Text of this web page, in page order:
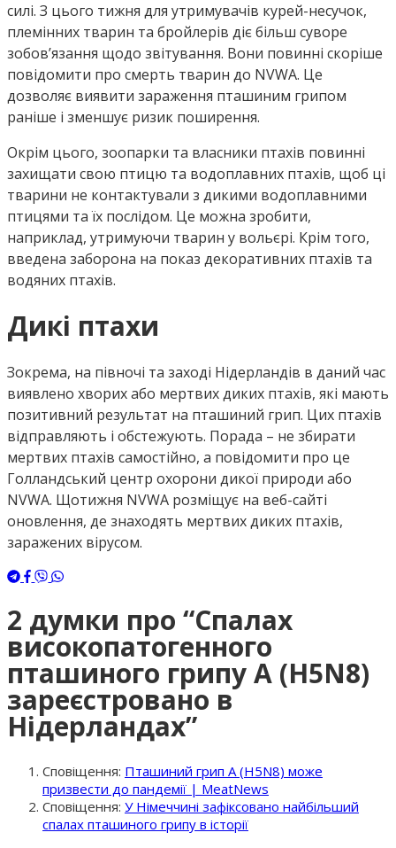
силі. З цього тижня для утримувачів курей-несучок,
племінних тварин та бройлерів діє більш суворе
зобов’язання щодо звітування. Вони повинні скоріше
повідомити про смерть тварин до NVWA. Це
дозволяє виявити зараження пташиним грипом
раніше і зменшує ризик поширення.
Окрім цього, зоопарки та власники птахів повинні
захищати свою птицю та водоплавних птахів, щоб ці
тварини не контактували з дикими водоплавними
птицями та їх послідом. Це можна зробити,
наприклад, утримуючи тварин у вольєрі. Крім того,
введена заборона на показ декоративних птахів та
водяних птахів.
Дикі птахи
Зокрема, на півночі та заході Нідерландів в даний час
виявлено хворих або мертвих диких птахів, які мають
позитивний результат на пташиний грип. Цих птахів
відправляють і обстежують. Порада – не збирати
мертвих птахів самостійно, а повідомити про це
Голландський центр охорони дикої природи або
NVWA. Щотижня NVWA розміщує на веб-сайті
оновлення, де знаходять мертвих диких птахів,
заражених вірусом.
2 думки про “Спалах
високопатогенного
пташиного грипу A (H5N8)
зареєстровано в
Нідерландах”
Сповіщення: Пташиний грип A (H5N8) може
призвести до пандемії | MeatNews
Сповіщення: У Німеччині зафіксовано найбільший
спалах пташиного грипу в історії